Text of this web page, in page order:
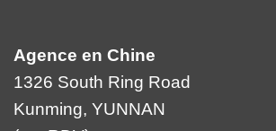
Agence en Chine
1326 South Ring Road
Kunming, YUNNAN